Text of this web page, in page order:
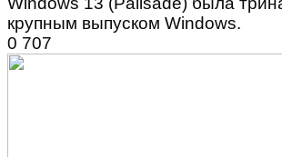
крупным выпуском Windows.
0 707